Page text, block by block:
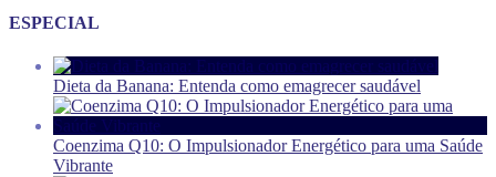
ESPECIAL
Dieta da Banana: Entenda como emagrecer saudável
Coenzima Q10: O Impulsionador Energético para uma Saúde
Vibrante